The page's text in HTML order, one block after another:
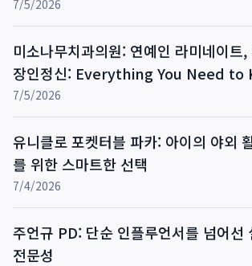
7/5/2026
미소나무치과의원: 연예인 라미네이트
장인정신: Everything You Need to
7/5/2026
유니클로 포켓터블 파카: 아이의 야외
를 위한 스마트한 선택
7/4/2026
주언규 PD: 단순 인플루언서를 넘어선
전문성